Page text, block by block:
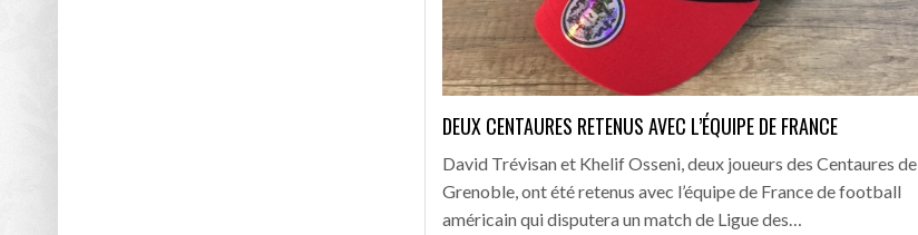
DEUX CENTAURES RETENUS AVEC L’ÉQUIPE DE FRANCE
David Trévisan et Khelif Osseni, deux joueurs des Centaures de
Grenoble, ont été retenus avec l’équipe de France de football
américain qui disputera un match de Ligue des…